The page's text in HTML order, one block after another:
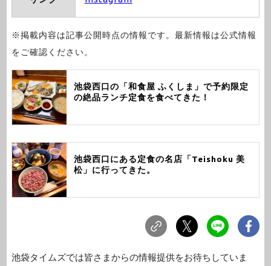
※掲載内容は記事公開時点の情報です。最新情報は公式情報
をご確認ください。
池袋西口の「和食屋 ふくしま」で予約限定
の絶品ランチ定食を食べてきた！
池袋西口にある定食の名店「Teishoku 美
松」に行ってきた。
池袋タイムズでは皆さまからの情報提供をお待ちしていま